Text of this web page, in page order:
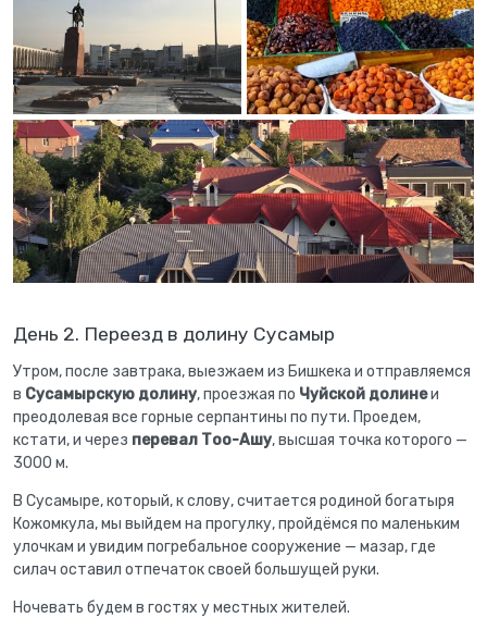
День 2. Переезд в долину Сусамыр
Утром, после завтрака, выезжаем из Бишкека и отправляемся
в Сусамырскую долину, проезжая по Чуйской долинеи
преодолевая все горные серпантины по пути. Проедем,
кстати, и через перевал Тоо-Ашу, высшая точка которого —
3000 м.
В Сусамыре, который, к слову, считается родиной богатыря
Кожомкула, мы выйдем на прогулку, пройдёмся по маленьким
улочкам и увидим погребальное сооружение — мазар, где
силач оставил отпечаток своей большущей руки.
Ночевать будем в гостях у местных жителей.